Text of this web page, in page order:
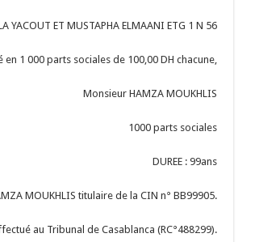
YACOUT ET MUSTAPHA ELMAANI ETG 1 N 56
1 000 parts sociales de 100,00 DH chacune,
Monsieur HAMZA MOUKHLIS
1000 parts sociales
DUREE : 99ans
MOUKHLIS titulaire de la CIN n° BB99905.
au Tribunal de Casablanca (RC°488299).